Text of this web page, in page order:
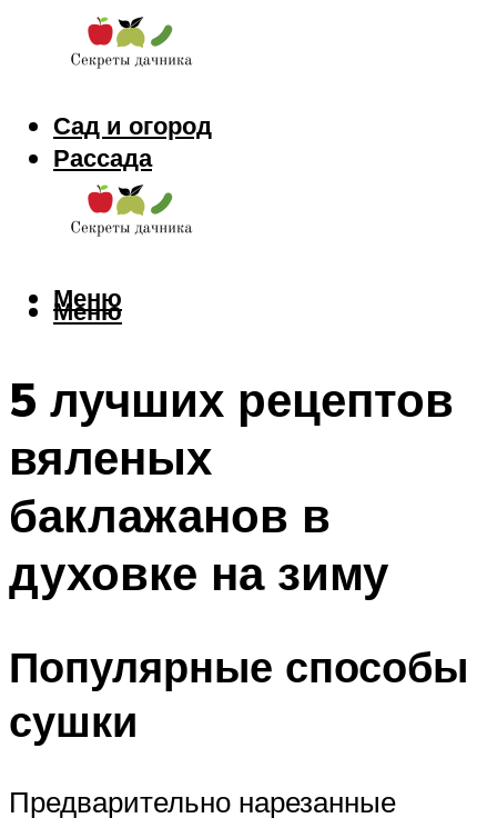
Сад и огород
Рассада
Цветы
Заготовки
Меню
Меню
5 лучших рецептов
вяленых
баклажанов в
духовке на зиму
Популярные способы
сушки
Предварительно нарезанные